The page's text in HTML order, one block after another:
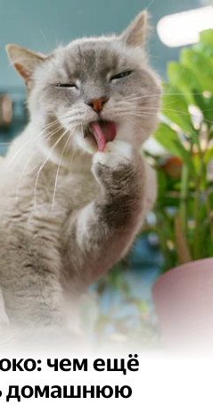
чем ещё
домашнюю